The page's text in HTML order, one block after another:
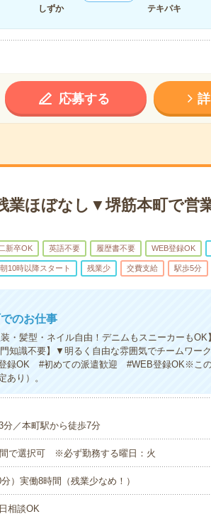
しずか
テキパキ
応募する
業ほぼなし▼堺筋本町で営
新卒OK 英語不要 履歴書不要 WEB登録OK
朝10時以降スタート 残業少 交費支給 駅歩5分
のお仕事
・髪型・ネイル自由！デニムもスニーカーも
知識不要】▼明るく自由な雰囲気でチームワー
録OK #初めての派遣歓迎 #WEB登録OK※こ
あり）。
／本町駅から徒歩7分
間で選択可 ※必ず勤務する曜日：火
）実働8時間（残業少なめ！）
相談OK